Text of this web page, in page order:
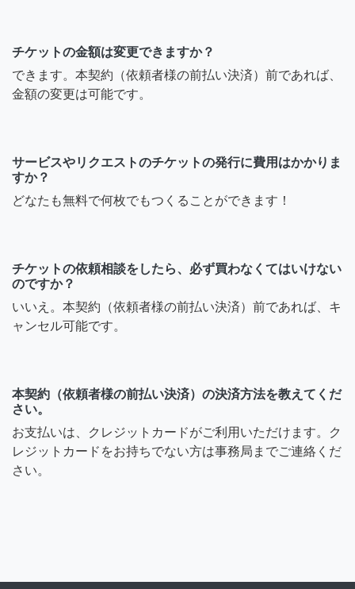
チケットの金額は変更できますか？
できます。本契約（依頼者様の前払い決済）前であれば、
金額の変更は可能です。
サービスやリクエストのチケットの発行に費用はかかりま
すか？
どなたも無料で何枚でもつくることができます！
チケットの依頼相談をしたら、必ず買わなくてはいけない
のですか？
いいえ。本契約（依頼者様の前払い決済）前であれば、キ
ャンセル可能です。
本契約（依頼者様の前払い決済）の決済方法を教えてくだ
さい。
お支払いは、クレジットカードがご利用いただけます。ク
レジットカードをお持ちでない方は事務局までご連絡くだ
さい。